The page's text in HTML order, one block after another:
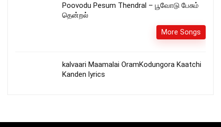
Poovodu Pesum Thendral – பூவோடு பேசும்
தென்றல்
More Songs
kalvaari Maamalai OramKodungora Kaatchi
Kanden lyrics